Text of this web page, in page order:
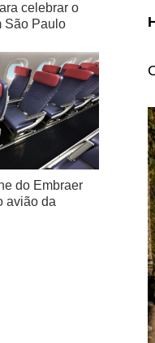
celebrar o
São Paulo
do Embraer
avião da